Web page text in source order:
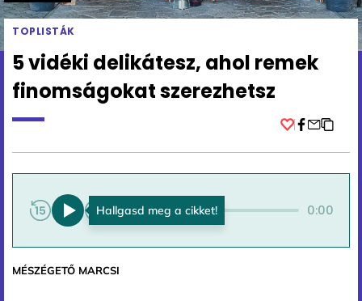
TOPLISTÁK
5 vidéki delikátesz, ahol remek
finomságokat szerezhetsz
0:00 0:00
MÉSZÉGETŐ MARCSI